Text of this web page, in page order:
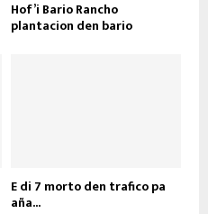
Hof’i Bario Rancho
plantacion den bario
E di 7 morto den trafico pa
aña...